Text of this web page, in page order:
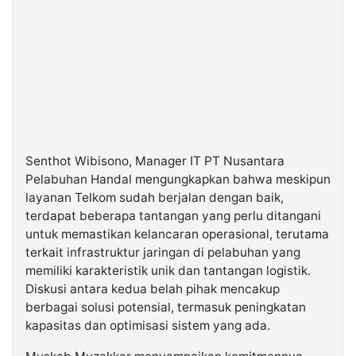
Senthot Wibisono, Manager IT PT Nusantara
Pelabuhan Handal mengungkapkan bahwa meskipun
layanan Telkom sudah berjalan dengan baik,
terdapat beberapa tantangan yang perlu ditangani
untuk memastikan kelancaran operasional, terutama
terkait infrastruktur jaringan di pelabuhan yang
memiliki karakteristik unik dan tantangan logistik.
Diskusi antara kedua belah pihak mencakup
berbagai solusi potensial, termasuk peningkatan
kapasitas dan optimisasi sistem yang ada.